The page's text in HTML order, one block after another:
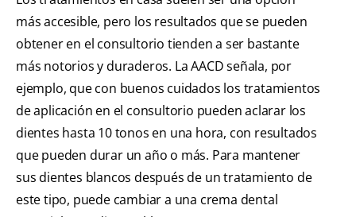
más accesible, pero los resultados que se pueden
obtener en el consultorio tienden a ser bastante
más notorios y duraderos. La AACD señala, por
ejemplo, que con buenos cuidados los tratamientos
de aplicación en el consultorio pueden aclarar los
dientes hasta 10 tonos en una hora, con resultados
que pueden durar un año o más. Para mantener
sus dientes blancos después de un tratamiento de
este tipo, puede cambiar a una crema dental